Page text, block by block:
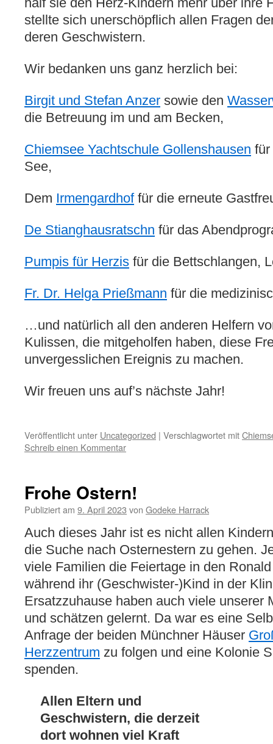
stellte sich unerschöpflich allen Fragen
deren Geschwistern.
Wir bedanken uns ganz herzlich bei:
Birgit und Stefan Anzer sowie den
die Betreuung im und am Becken,
Chiemsee Yachtschule Gollenshausen für
See,
Dem Irmengardhoffür die erneute
De Stianghausratschn für das
Pumpis für Herzis für die Bettschlangen,
Fr. Dr. Helga Prießmann für die
…und natürlich all den anderen Helfern
Kulissen, die mitgeholfen haben, diese
unvergesslichen Ereignis zu machen.
Wir freuen uns auf’s nächste Jahr!
Veröffentlicht unter Uncategorized | Verschlagwortet mit
Schreib einen Kommentar
Frohe Ostern!
Publiziert am 9. April 2023 von Godeke Harrack
Auch dieses Jahr ist es nicht allen
die Suche nach Osternestern zu gehen.
viele Familien die Feiertage in den
während ihr (Geschwister-)Kind in der
Ersatzzuhause haben auch viele unserer
und schätzen gelernt. Da war es eine
Anfrage der beiden Münchner Häuser
Herzzentrum zu folgen und eine Kolonie
spenden.
Allen Eltern und
Geschwistern, die derzeit
dort wohnen viel Kraft